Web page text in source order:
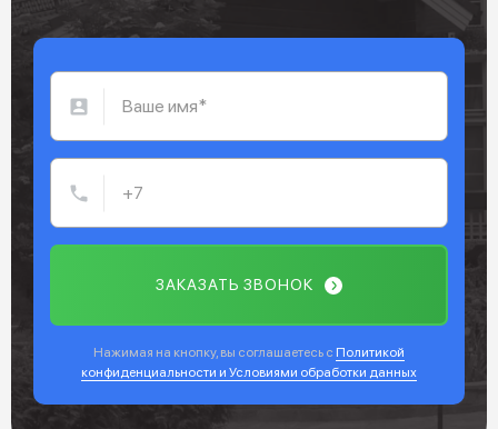
ЗАКАЗАТЬ ЗВОНОК
Нажимая на кнопку, вы соглашаетесь с Политикой
конфиденциальности и Условиями обработки данных